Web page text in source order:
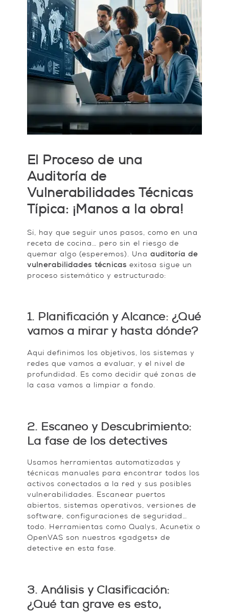
El Proceso de una
Auditoría de
Vulnerabilidades Técnicas
Típica: ¡Manos a la obra!
Sí, hay que seguir unos pasos, como en una
receta de cocina… pero sin el riesgo de
quemar algo (esperemos). Una auditoría de
vulnerabilidades técnicas exitosa sigue un
proceso sistemático y estructurado:
1. Planificación y Alcance: ¿Qué
vamos a mirar y hasta dónde?
Aquí definimos los objetivos, los sistemas y
redes que vamos a evaluar, y el nivel de
profundidad. Es como decidir qué zonas de
la casa vamos a limpiar a fondo.
2. Escaneo y Descubrimiento:
La fase de los detectives
Usamos herramientas automatizadas y
técnicas manuales para encontrar todos los
activos conectados a la red y sus posibles
vulnerabilidades. Escanear puertos
abiertos, sistemas operativos, versiones de
software, configuraciones de seguridad…
todo. Herramientas como Qualys, Acunetix o
OpenVAS son nuestros «gadgets» de
detective en esta fase.
3. Análisis y Clasificación:
¿Qué tan grave es esto,